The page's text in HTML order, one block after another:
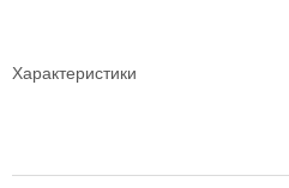
Характеристики